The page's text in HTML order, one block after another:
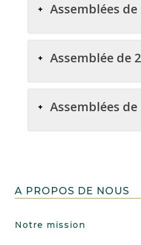
Assemblées de
Assemblée de
Assemblées de
A PROPOS DE NOUS
Notre mission